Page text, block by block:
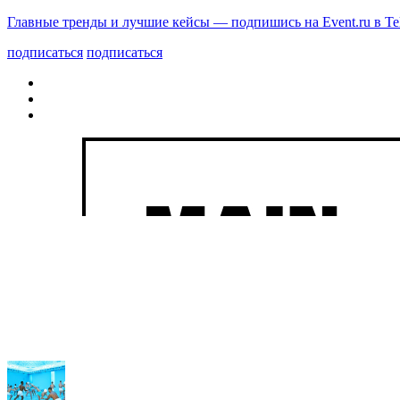
Главные тренды и лучшие кейсы — подпишись на Event.ru в
подписаться подписаться